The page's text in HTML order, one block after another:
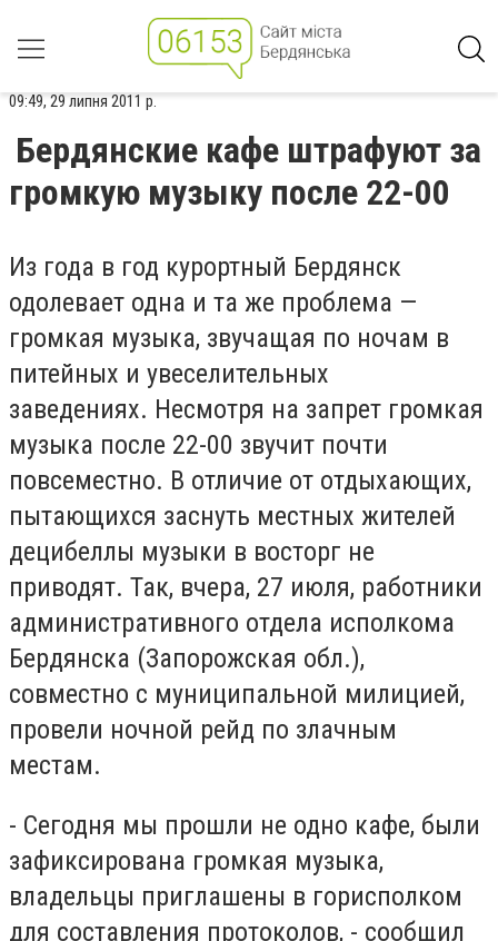
09:49, 29 липня 2011 р.
Бердянские кафе штрафуют за
громкую музыку после 22-00
Из года в год курортный Бердянск
одолевает одна и та же проблема —
громкая музыка, звучащая по ночам в
питейных и увеселительных
заведениях. Несмотря на запрет громкая
музыка после 22-00 звучит почти
повсеместно. В отличие от отдыхающих,
пытающихся заснуть местных жителей
децибеллы музыки в восторг не
приводят. Так, вчера, 27 июля, работники
административного отдела исполкома
Бердянска (Запорожская обл.),
совместно с муниципальной милицией,
провели ночной рейд по злачным
местам.
- Сегодня мы прошли не одно кафе, были
зафиксирована громкая музыка,
владельцы приглашены в горисполком
для составления протоколов, - сообщил